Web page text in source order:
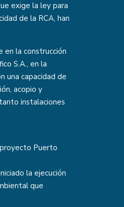
exige la ley para
de la RCA, han
en la construcción
S.A., en la
una capacidad de
acopio y
instalaciones
Puerto
la ejecución
que